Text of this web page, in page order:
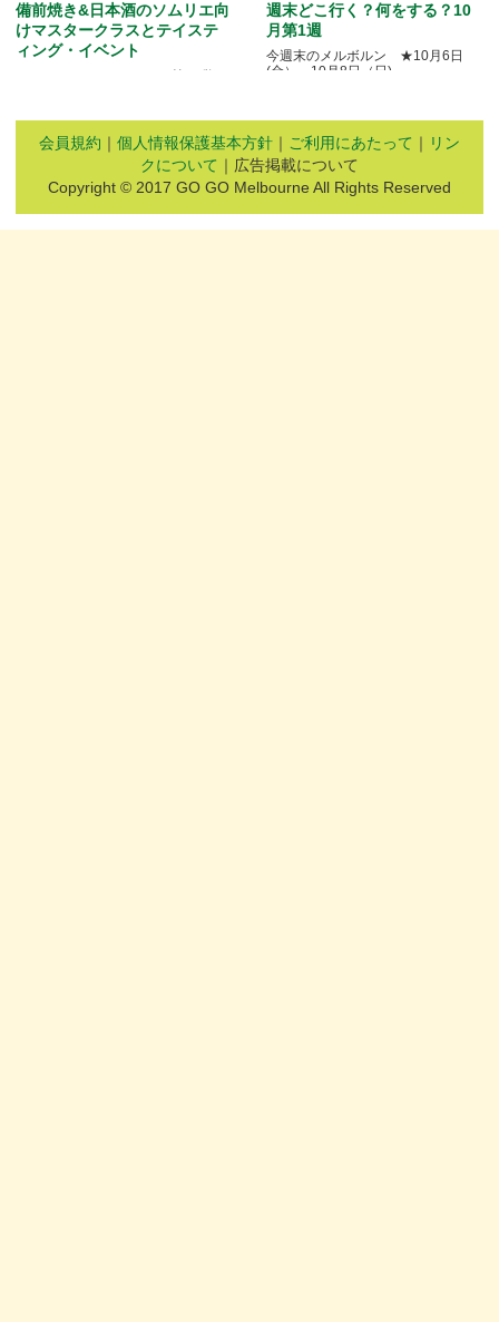
備前焼き&日本酒のソムリエ向
けマスタークラスとテイステ
ィング・イベント
週末どこ行く？何をする？10
月第1週
今週末のメルボルン ★10月6日
(金）～10月8日（日)
会員規約 ｜ 個人情報保護基本方針 ｜ ご利用にあたって ｜ リン
クについて ｜広告掲載について
Copyright © 2017 GO GO Melbourne All Rights Reserved